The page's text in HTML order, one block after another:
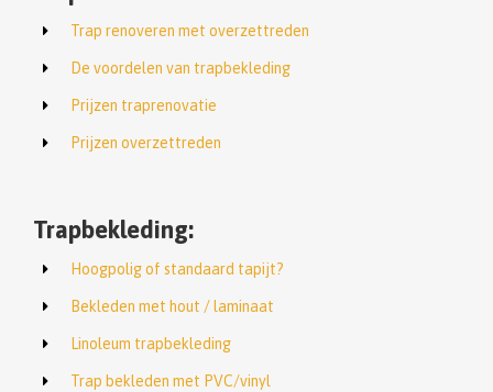
Trap renoveren met overzettreden
De voordelen van trapbekleding
Prijzen traprenovatie
Prijzen overzettreden
Trapbekleding:
Hoogpolig of standaard tapijt?
Bekleden met hout / laminaat
Linoleum trapbekleding
Trap bekleden met PVC/vinyl